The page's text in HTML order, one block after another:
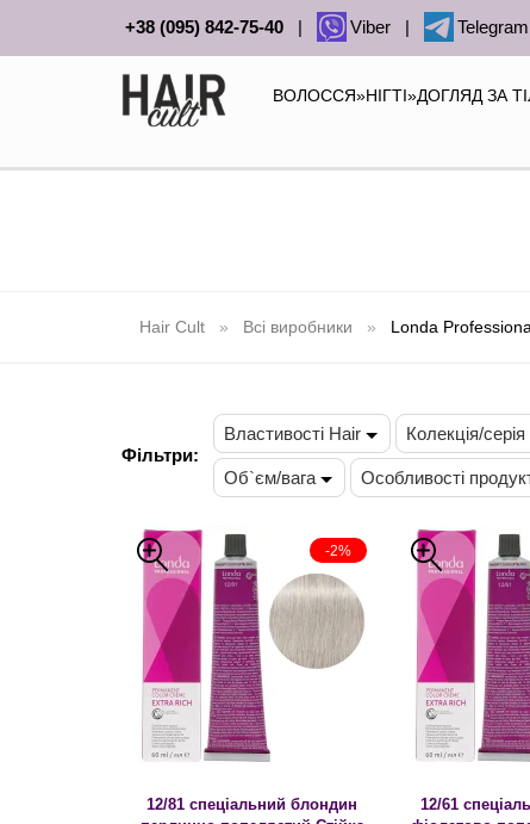
+38 (095) 842-75-40 | Viber | Telegram
ВОЛОССЯ»НІГТІ»ДОГЛЯД ЗА
Hair Cult Всі виробники Londa
Фільтри:
Властивості Hair Колекція/
Об`єм/вага Особливості
-2%
12/81 спеціальний блондин
12/61